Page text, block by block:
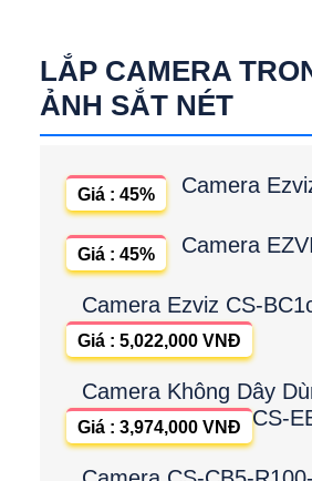
LẮP CAMERA
ẢNH SẮT NÉT
Camera
Giá : 45%
Camera
Giá : 45%
Camera Ezviz CS-
Giá : 5,022,000 VNĐ
Camera Không Dây
CS-
Giá : 3,974,000 VNĐ